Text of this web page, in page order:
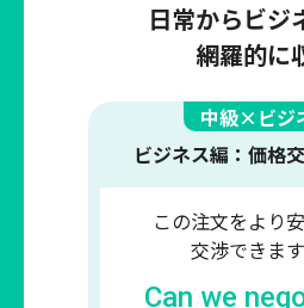
日常からビジ
網羅的に
上級×エンジニ
インシデント対応：
時こそ、的確に話
迅速にロール